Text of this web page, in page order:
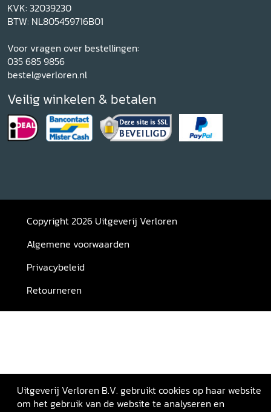
KVK: 32039230
BTW: NL805459716B01
Voor vragen over bestellingen:
035 685 9856
bestel@verloren.nl
Veilig winkelen & betalen
Copyright 2026 Uitgeverij Verloren
Algemene voorwaarden
Privacybeleid
Retourneren
Uitgeverij Verloren B.V. gebruikt cookies op haar website
om het gebruik van de website te analyseren en